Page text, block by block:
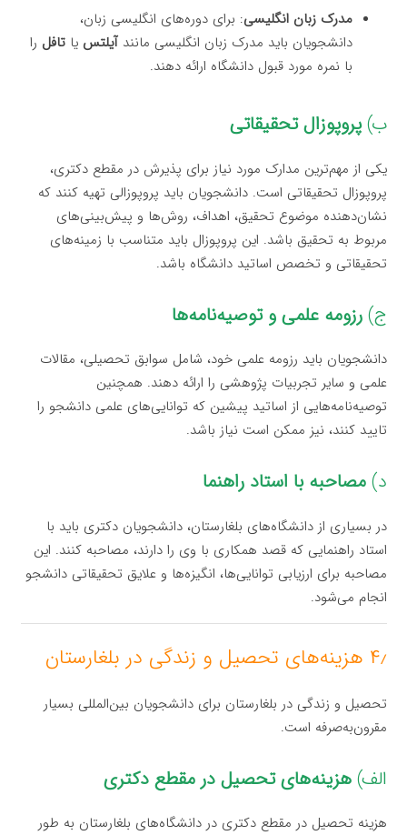
مدرک زبان انگلیسی: برای دوره‌های انگلیسی زبان،
دانشجویان باید مدرک زبان انگلیسی مانندآیلتس یا تافل را
با نمره مورد قبول دانشگاه ارائه دهند.
ب)پروپوزال تحقیقاتی
یکی از مهم‌ترین مدارک مورد نیاز برای پذیرش در مقطع دکتری،
پروپوزال تحقیقاتی است. دانشجویان باید پروپوزالی تهیه کنند که
نشان‌دهنده موضوع تحقیق، اهداف، روش‌ها و پیش‌بینی‌های
مربوط به تحقیق باشد. این پروپوزال باید متناسب با زمینه‌های
تحقیقاتی و تخصص اساتید دانشگاه باشد.
ج)رزومه علمی و توصیه‌نامه‌ها
دانشجویان باید رزومه علمی خود، شامل سوابق تحصیلی، مقالات
علمی و سایر تجربیات پژوهشی را ارائه دهند. همچنین
توصیه‌نامه‌هایی از اساتید پیشین که توانایی‌های علمی دانشجو را
تایید کنند، نیز ممکن است نیاز باشد.
د)مصاحبه با استاد راهنما
در بسیاری از دانشگاه‌های بلغارستان، دانشجویان دکتری باید با
استاد راهنمایی که قصد همکاری با وی را دارند، مصاحبه کنند. این
مصاحبه برای ارزیابی توانایی‌ها، انگیزه‌ها و علایق تحقیقاتی دانشجو
انجام می‌شود.
۴٫ هزینه‌های تحصیل و زندگی در بلغارستان
تحصیل و زندگی در بلغارستان برای دانشجویان بین‌المللی بسیار
مقرون‌به‌صرفه است.
الف)هزینه‌های تحصیل در مقطع دکتری
هزینه تحصیل در مقطع دکتری در دانشگاه‌های بلغارستان به طور